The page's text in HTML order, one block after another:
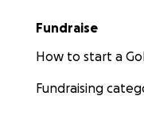
Fundraise
How to start a
Fundraising